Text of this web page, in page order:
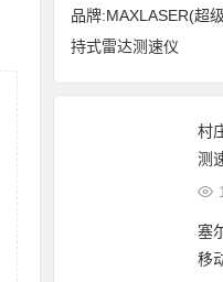
品牌:MAXLASER(超
持式雷达测速仪
村
测
塞
移